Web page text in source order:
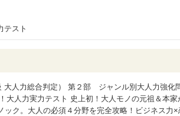
スト
人力総合判定） 第２部 ジャンル別大人力強化
人力実力テスト 史上初！大人モノの元祖＆本家
ク。大人の必須４分野を完全攻略！ビジネス力